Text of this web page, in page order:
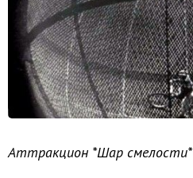
Аттракцион *Шар смелости*